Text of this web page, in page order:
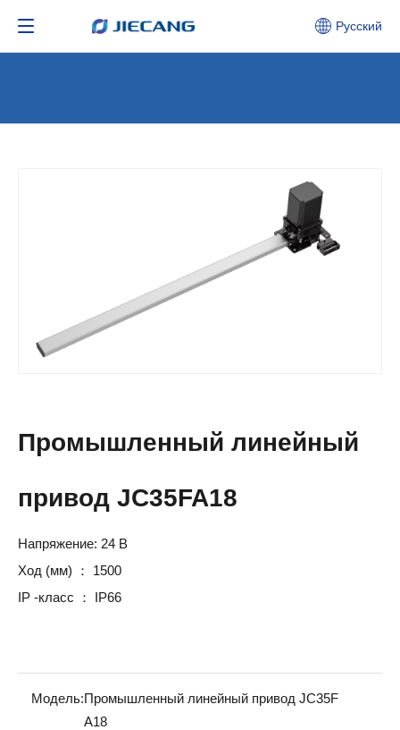
Pусский
Промышленный линейный
привод JC35FA18
Напряжение: 24 В
Ход (мм) ： 1500
IP -класс ： IP66
Модель:Промышленный линейный привод JC35F
A18